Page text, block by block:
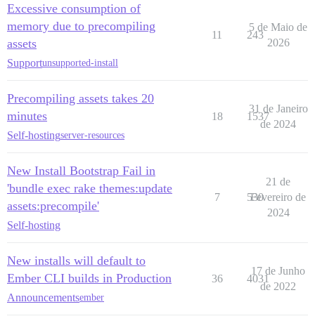
Excessive consumption of
memory due to precompiling
assets
Supportunsupported-install
11 243
5 de Maio de
2026
Precompiling assets takes 20
minutes
Self-hostingserver-resources
18 1537
31 de Janeiro
de 2024
New Install Bootstrap Fail in
'bundle exec rake themes:update
assets:precompile'
Self-hosting
7 530
21 de
Fevereiro de
2024
New installs will default to
Ember CLI builds in Production
Announcementsember
36 4031
17 de Junho
de 2022